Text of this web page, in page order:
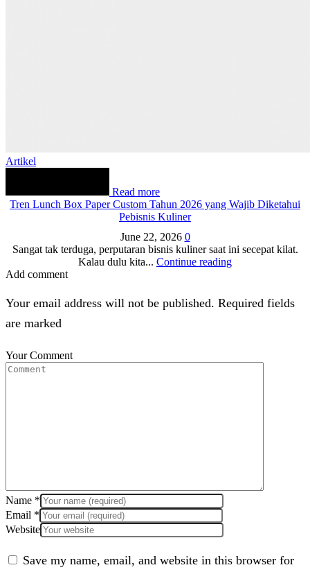
Artikel
Read more
Tren Lunch Box Paper Custom Tahun 2026 yang Wajib Diketahui
Pebisnis Kuliner
June 22, 2026 0
Sangat tak terduga, perputaran bisnis kuliner saat ini secepat kilat.
Kalau dulu kita... Continue reading
Add comment
Your email address will not be published. Required fields
are marked
Your Comment
Name *
Email *
Website
Save my name, email, and website in this browser for